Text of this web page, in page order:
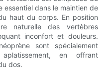
dans le maintien de
haut du corps. En position
naturelle des vertèbres
inconfort et douleurs.
sont spécialement
en offrant
dos.